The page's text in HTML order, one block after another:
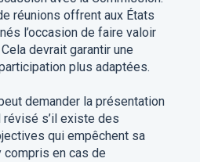
réunions offrent aux États
l’occasion de faire valoir
devrait garantir une
plus adaptées.
demander la présentation
révisé s’il existe des
qui empêchent sa
en cas de